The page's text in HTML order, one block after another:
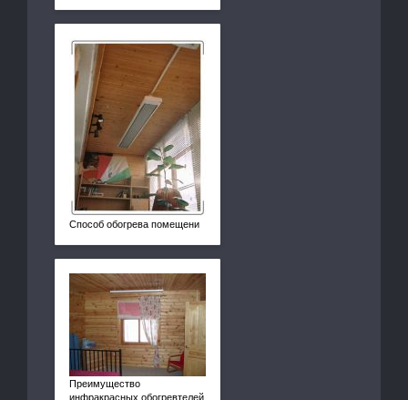
Способ обогрева помещени
Преимущество
инфракрасных обогревтелей